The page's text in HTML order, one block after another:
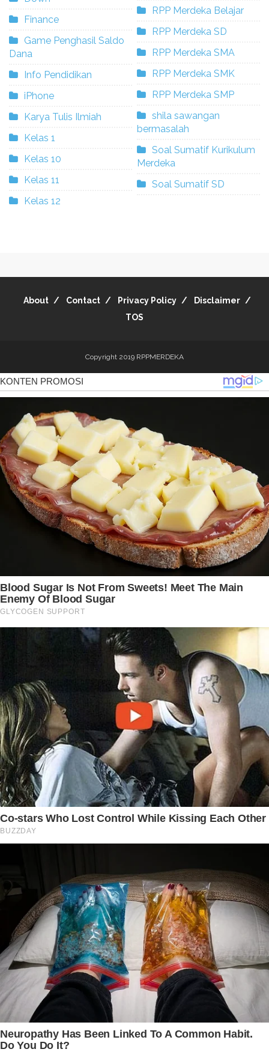
Finance
Game Penghasil Saldo
Dana
Info Pendidikan
iPhone
Karya Tulis Ilmiah
Kelas 1
Kelas 10
Kelas 11
Kelas 12
RPP Merdeka Belajar
RPP Merdeka SD
RPP Merdeka SMA
RPP Merdeka SMK
RPP Merdeka SMP
shila sawangan
bermasalah
Soal Sumatif Kurikulum
Merdeka
Soal Sumatif SD
About Contact Privacy Policy
Disclaimer
TOS
Copyright 2019 RPPMERDEKA